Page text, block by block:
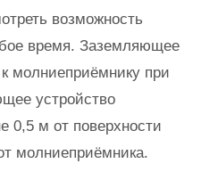
возможность
время. Заземляющее
молниеприёмнику при
устройство
0,5 м от поверхности
молниеприёмника.